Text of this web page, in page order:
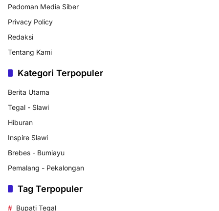
Pedoman Media Siber
Privacy Policy
Redaksi
Tentang Kami
Kategori Terpopuler
Berita Utama
Tegal - Slawi
Hiburan
Inspire Slawi
Brebes - Bumiayu
Pemalang - Pekalongan
Tag Terpopuler
Bupati Tegal